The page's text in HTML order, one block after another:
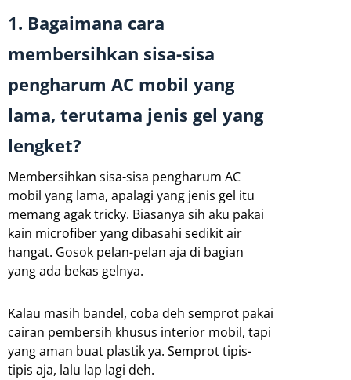
1. Bagaimana cara
membersihkan sisa-sisa
pengharum AC mobil yang
lama, terutama jenis gel yang
lengket?
Membersihkan sisa-sisa pengharum AC
mobil yang lama, apalagi yang jenis gel itu
memang agak tricky. Biasanya sih aku pakai
kain microfiber yang dibasahi sedikit air
hangat. Gosok pelan-pelan aja di bagian
yang ada bekas gelnya.
Kalau masih bandel, coba deh semprot pakai
cairan pembersih khusus interior mobil, tapi
yang aman buat plastik ya. Semprot tipis-
tipis aja, lalu lap lagi deh.